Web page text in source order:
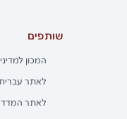
שותפים
המכון
לאתר
לאתר המדד